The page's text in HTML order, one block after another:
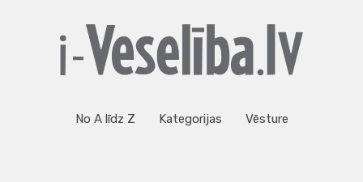
No A līdz Z Kategorijas Vēsture